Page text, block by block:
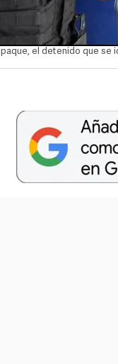
el detenido que se